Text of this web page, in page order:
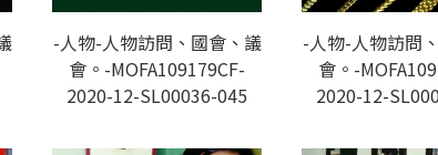
-人物-人物訪問、國會、議
會。-MOFA109179CF-
2020-12-SL00036-045
-人物-人物訪問
會。-
2020-12-